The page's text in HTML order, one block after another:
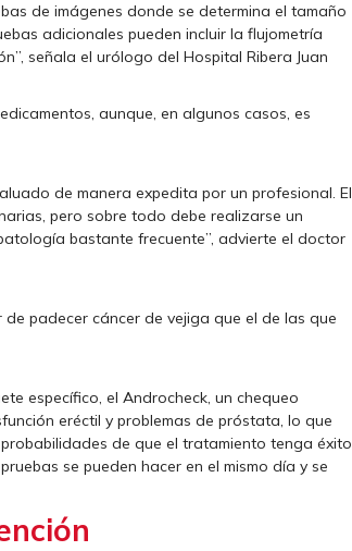
de imágenes donde se determina el tamaño
adicionales pueden incluir la flujometría
señala el urólogo del Hospital Ribera Juan
aunque, en algunos casos, es
de manera expedita por un profesional. El
pero sobre todo debe realizarse un
bastante frecuente”, advierte el doctor
padecer cáncer de vejiga que el de las que
específico, el Androcheck, un chequeo
eréctil y problemas de próstata, lo que
de que el tratamiento tenga éxito
se pueden hacer en el mismo día y se